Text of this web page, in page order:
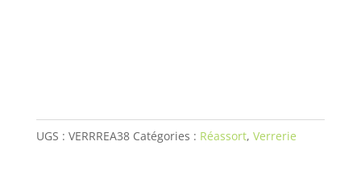
en
cristal
UGS : VERRREA38 Catégories : Réassort, Verrerie